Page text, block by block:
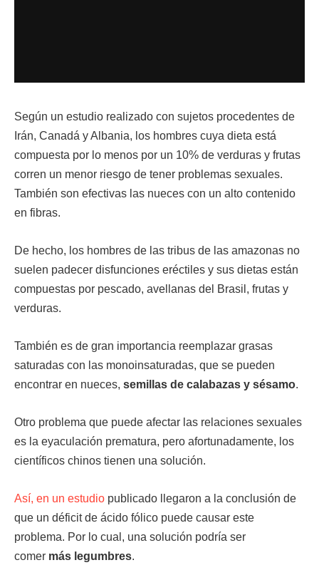
Según un estudio realizado con sujetos procedentes de
Irán, Canadá y Albania, los hombres cuya dieta está
compuesta por lo menos por un 10% de verduras y frutas
corren un menor riesgo de tener problemas sexuales.
También son efectivas las nueces con un alto contenido
en fibras.
De hecho, los hombres de las tribus de las amazonas no
suelen padecer disfunciones eréctiles y sus dietas están
compuestas por pescado, avellanas del Brasil, frutas y
verduras.
También es de gran importancia reemplazar grasas
saturadas con las monoinsaturadas, que se pueden
encontrar en nueces, semillas de calabazas y sésamo.
Otro problema que puede afectar las relaciones sexuales
es la eyaculación prematura, pero afortunadamente, los
científicos chinos tienen una solución.
Así, en un estudio publicado llegaron a la conclusión de
que un déficit de ácido fólico puede causar este
problema. Por lo cual, una solución podría ser
comer más legumbres.